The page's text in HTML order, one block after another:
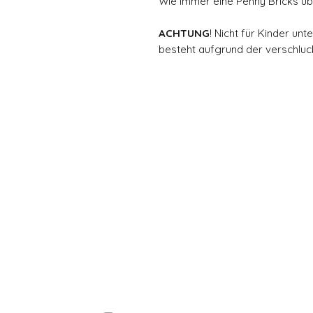
ACHTUNG! Nicht für Kinder
besteht aufgrund der